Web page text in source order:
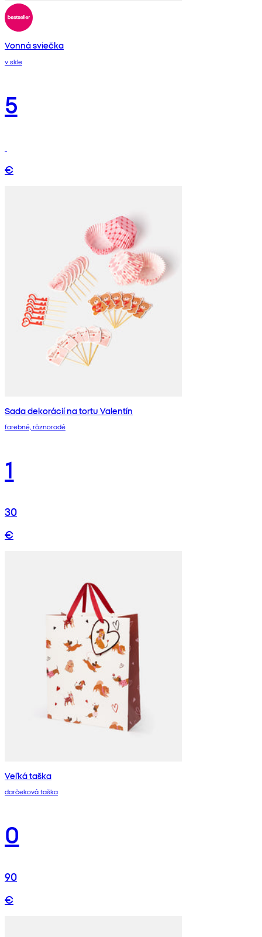
Vonná sviečka
v skle
5
€
Sada dekorácií na tortu Valentín
farebné, rôznorodé
1
30
€
Veľká taška
darčeková taška
0
90
€